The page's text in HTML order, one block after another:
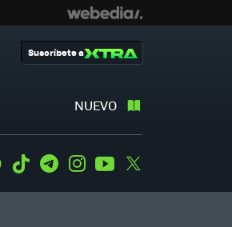
NUEVO
Suscríbete a
WhatsApp
Tiktok TelegramInstagramYoutube